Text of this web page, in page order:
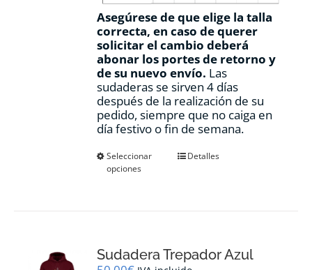
Asegúrese de que elige la talla
correcta, en caso de querer
solicitar el cambio deberá
abonar los portes de retorno y
de su nuevo envío. Las
sudaderas se sirven 4 días
después de la realización de su
pedido, siempre que no caiga en
día festivo o fin de semana.
Seleccionar
opciones
Este
se
Detalles
Sudadera Trepador Azul